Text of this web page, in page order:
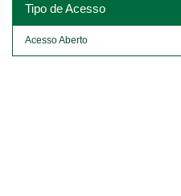
Tipo de Acesso
Acesso Aberto